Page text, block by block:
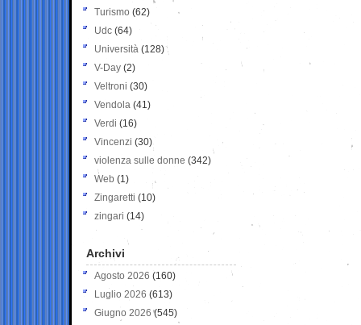
Turismo (62)
Udc (64)
Università (128)
V-Day (2)
Veltroni (30)
Vendola (41)
Verdi (16)
Vincenzi (30)
violenza sulle donne (342)
Web (1)
Zingaretti (10)
zingari (14)
Archivi
Agosto 2026 (160)
Luglio 2026 (613)
Giugno 2026 (545)